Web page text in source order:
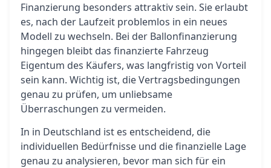
Finanzierung besonders attraktiv sein. Sie erlaubt
es, nach der Laufzeit problemlos in ein neues
Modell zu wechseln. Bei der Ballonfinanzierung
hingegen bleibt das finanzierte Fahrzeug
Eigentum des Käufers, was langfristig von Vorteil
sein kann. Wichtig ist, die Vertragsbedingungen
genau zu prüfen, um unliebsame
Überraschungen zu vermeiden.
In in Deutschland ist es entscheidend, die
individuellen Bedürfnisse und die finanzielle Lage
genau zu analysieren, bevor man sich für ein